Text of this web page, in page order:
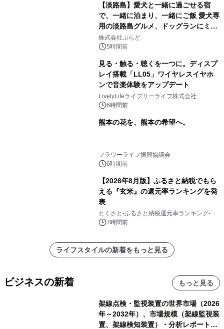
【淡路島】愛犬と一緒に過ごせる宿
で、一緒に泊まり、一緒にご飯 愛犬専
用の淡路島グルメ、ドッグランにミニ
プール グランピングとトレーラーハウ
スの2施設で
株式会社ぷらど
5時間前
見る・触る・聴くを一つに。ディスプ
レイ搭載「LL05」ワイヤレスイヤホ
ンで音楽体験をアップデート
LivelyLifeライブリーライフ株式会社
6時間前
熊本の花を、熊本の希望へ。
フラワーライフ振興協議会
6時間前
【2026年8月版】ふるさと納税でもら
える『玄米』の還元率ランキングを発
表
とくさと-ふるさと納税還元率ランキング-
7時間前
ライフスタイルの新着をもっと見る
ビジネスの新着 もっと見る
架線点検・監視装置の世界市場（2026
年～2032年）、市場規模（架線監視装
置、架線検知装置）・分析レポートを